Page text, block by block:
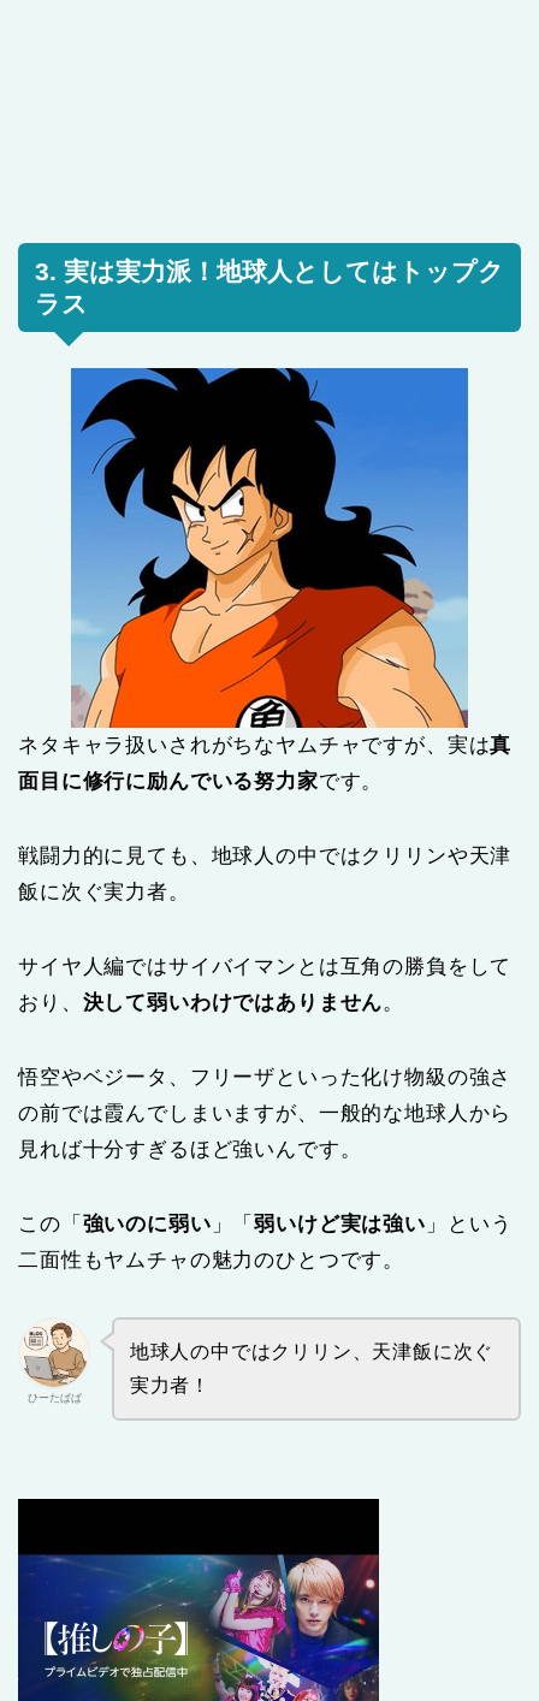
3. 実は実力派！地球人としてはトップク
ラス
ネタキャラ扱いされがちなヤムチャですが、実は真
面目に修行に励んでいる努力家です。
戦闘力的に見ても、地球人の中ではクリリンや天津
飯に次ぐ実力者。
サイヤ人編ではサイバイマンとは互角の勝負をして
おり、 決して弱いわけではありません。
悟空やベジータ、フリーザといった化け物級の強さ
の前では霞んでしまいますが、一般的な地球人から
見れば十分すぎるほど強いんです。
この「 強いのに弱い 」「弱いけど実は強い 」という
二面性もヤムチャの魅力のひとつです。
ひーたぱぱ
地球人の中ではクリリン、天津飯に次ぐ
実力者！